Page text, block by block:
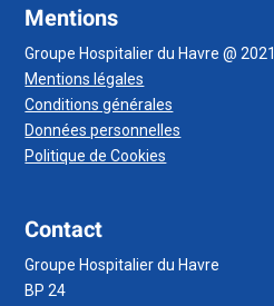
Mentions
Groupe Hospitalier du Havre @ 2021
Mentions légales
Conditions générales
Données personnelles
Politique de Cookies
Contact
Groupe Hospitalier du Havre
BP 24